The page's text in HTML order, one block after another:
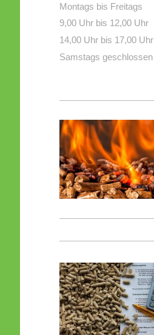
Montags bis Freitags
9,00 Uhr bis 12,00 Uhr
14,00 Uhr bis 17,00 Uhr
Samstags geschlossen